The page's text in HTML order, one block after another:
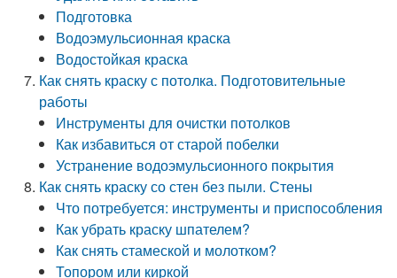
Подготовка
Водоэмульсионная краска
Водостойкая краска
Как снять краску с потолка. Подготовительные
работы
Инструменты для очистки потолков
Как избавиться от старой побелки
Устранение водоэмульсионного покрытия
Как снять краску со стен без пыли. Стены
Что потребуется: инструменты и приспособления
Как убрать краску шпателем?
Как снять стамеской и молотком?
Топором или киркой